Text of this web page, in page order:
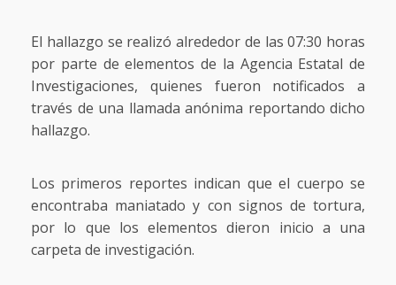
El hallazgo se realizó alrededor de las 07:30 horas
por parte de elementos de la Agencia Estatal de
Investigaciones, quienes fueron notificados a
través de una llamada anónima reportando dicho
hallazgo.
Los primeros reportes indican que el cuerpo se
encontraba maniatado y con signos de tortura,
por lo que los elementos dieron inicio a una
carpeta de investigación.